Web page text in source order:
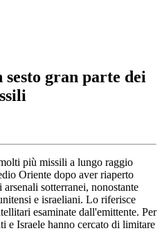
gran parte dei
più missili a lungo raggio
Oriente dopo aver riaperto
sotterranei, nonostante
e israeliani. Lo riferisce
esaminate dall'emittente. Per
e Israele hanno cercato di limitare